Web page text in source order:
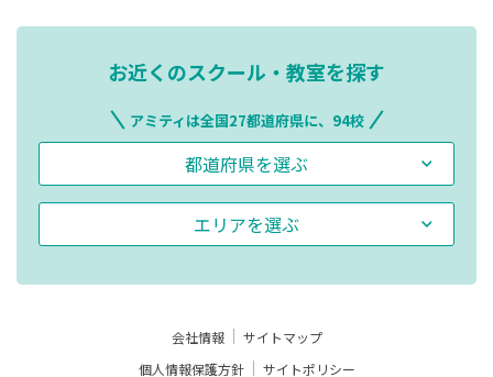
お近くのスクール・教室を探す
アミティは全国27都道府県に、94校
都道府県を選ぶ
エリアを選ぶ
会社情報
サイトマップ
個人情報保護方針
サイトポリシー